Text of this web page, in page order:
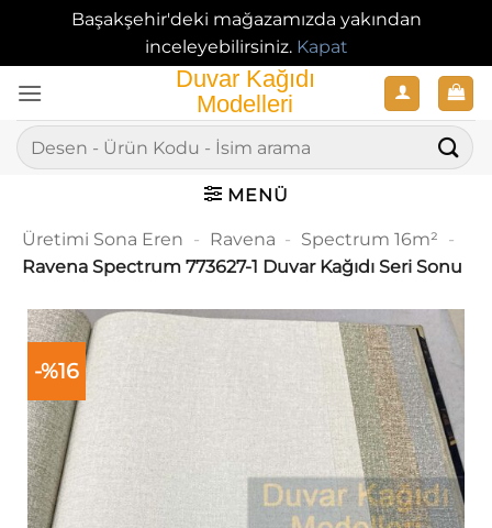
Başakşehir'deki mağazamızda yakından
inceleyebilirsiniz. Kapat
atla
Ara:
MENÜ
Üretimi Sona Eren - Ravena - Spectrum 16m² -
Ravena Spectrum 773627-1 Duvar Kağıdı Seri Sonu
-%16